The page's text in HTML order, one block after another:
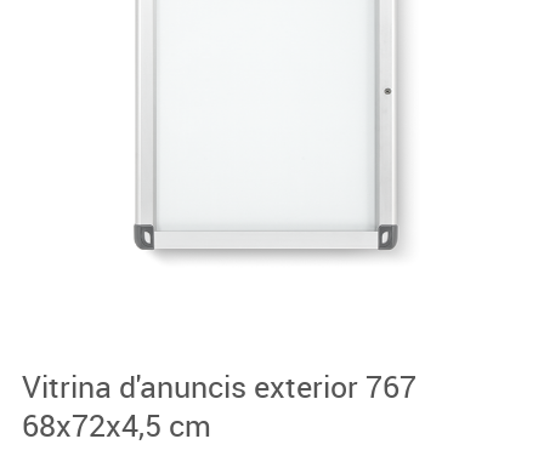
Vitrina d'anuncis exterior 767
68x72x4,5 cm